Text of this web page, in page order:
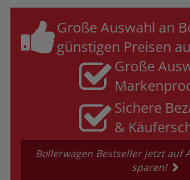
Große Auswahl an
günstigen Preisen
Große
Sichere
&
Bollerwagen Bestseller jetzt auf
sparen!